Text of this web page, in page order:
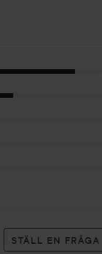
STÄLL EN FRÅGA